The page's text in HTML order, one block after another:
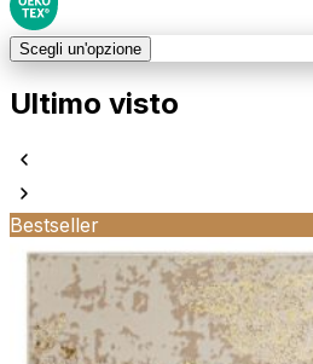
Scegli un'opzione
Ultimo visto
Bestseller